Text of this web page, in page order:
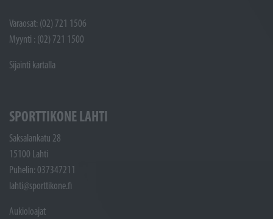
Varaosat: (02) 721 1506
Myynti : (02) 721 1500
Sijainti kartalla
SPORTTIKONE LAHTI
Saksalankatu 28
15100 Lahti
Puhelin: 037347211
lahti@sporttikone.fi
Aukioloajat